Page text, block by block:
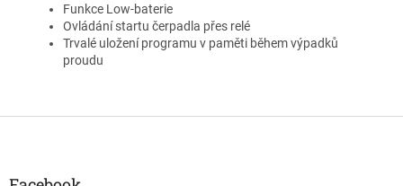
Funkce Low-baterie
Ovládání startu čerpadla přes relé
Trvalé uložení programu v paměti během výpadků
proudu
Z